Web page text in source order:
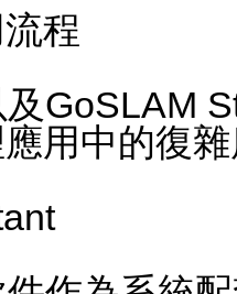
程
GoSLAM
用中的復